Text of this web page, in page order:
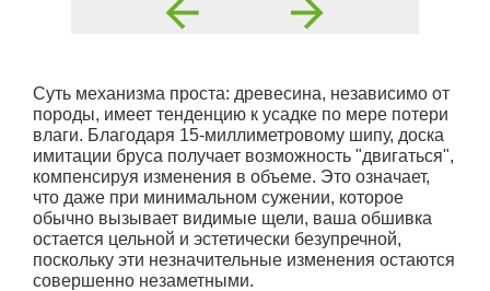
Суть механизма проста: древесина, независимо от
породы, имеет тенденцию к усадке по мере потери
влаги. Благодаря 15-миллиметровому шипу, доска
имитации бруса получает возможность "двигаться",
компенсируя изменения в объеме. Это означает,
что даже при минимальном сужении, которое
обычно вызывает видимые щели, ваша обшивка
остается цельной и эстетически безупречной,
поскольку эти незначительные изменения остаются
совершенно незаметными.